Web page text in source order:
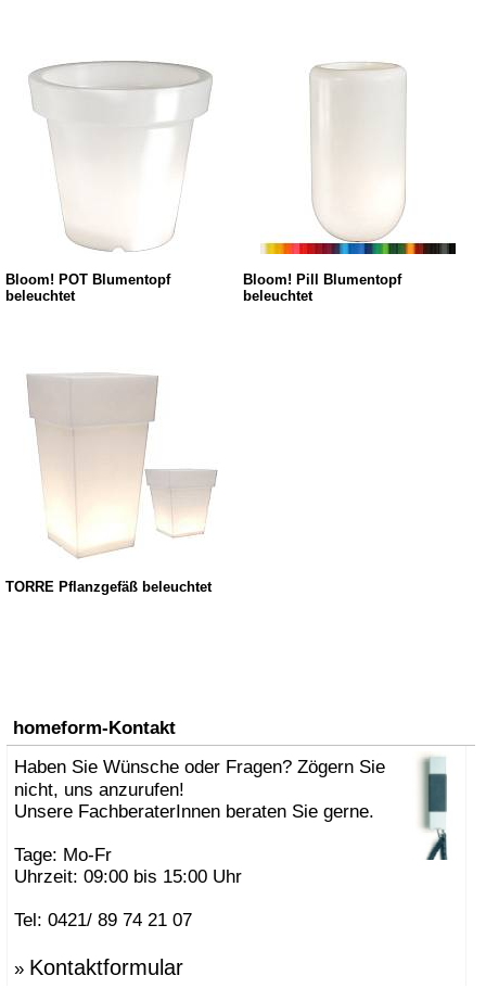
Bloom! POT Blumentopf
beleuchtet
Bloom! Pill Blumentopf
beleuchtet
TORRE Pflanzgefäß beleuchtet
homeform-Kontakt
Haben Sie Wünsche oder Fragen? Zögern Sie
nicht, uns anzurufen!
Unsere FachberaterInnen beraten Sie gerne.
Tage: Mo-Fr
Uhrzeit: 09:00 bis 15:00 Uhr
Tel: 0421/ 89 74 21 07
» Kontaktformular